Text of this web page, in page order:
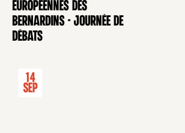
européennes des
Bernardins - Journée de
débats
14
Sep